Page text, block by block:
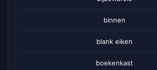
binnen
blank eiken
boekenkast